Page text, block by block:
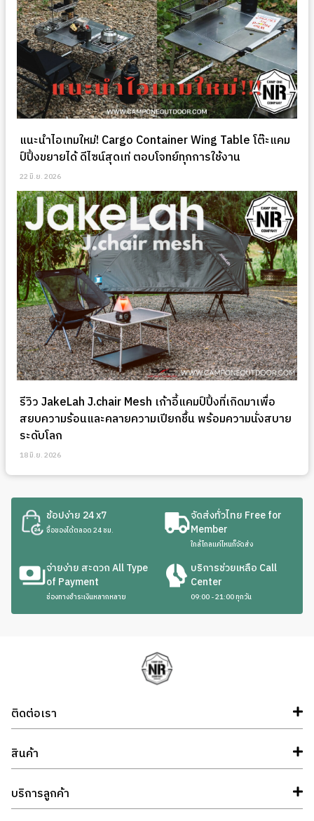
แนะนำไอเทมใหม่! Cargo Container Wing Table โต๊ะแคม
ป์ปิ้งขยายได้ ดีไซน์สุดเท่ ตอบโจทย์ทุกการใช้งาน
22 มิ.ย. 2026
รีวิว JakeLah J.chair Mesh เก้าอี้แคมป์ปิ้งที่เกิดมาเพื่อ
สยบความร้อนและคลายความเปียกชื้น พร้อมความนั่งสบาย
ระดับโลก
18 มิ.ย. 2026
ช้อปง่าย 24 x7
ซื้อของได้ตลอด 24 ชม.
จัดส่งทั่วไทย Free for
Member
ใกล้ไกลแค่ไหนก็จัดส่ง
จ่ายง่าย สะดวก All Type
of Payment
ช่องทางชำระเงินหลากหลาย
บริการช่วยเหลือ Call
Center
09:00 - 21:00 ทุกวัน
ติดต่อเรา
สินค้า
บริการลูกค้า